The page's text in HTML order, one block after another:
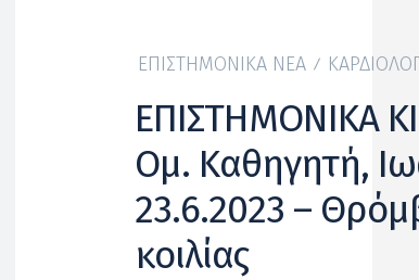
ΕΠΙΣΤΗΜΟΝΙΚΆ ΝΈΑ
ΕΠΙΣΤΗΜΟΝΙΚΑ
Ομ. Καθηγητή,
23.6.2023 –
κοιλίας